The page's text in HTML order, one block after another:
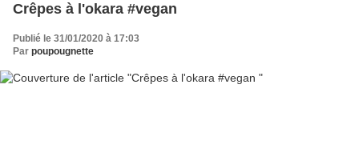
Crêpes à l'okara #vegan
Publié le 31/01/2020 à 17:03
Par poupougnette